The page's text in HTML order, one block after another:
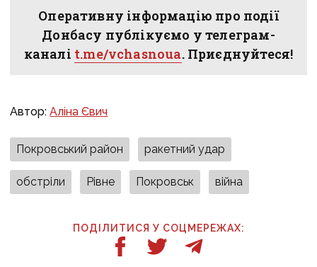
Оперативну інформацію про події
Донбасу публікуємо у телеграм-
каналі t.me/vchasnoua. Приєднуйтеся!
Автор:Аліна Євич
Покровський район ракетний удар
обстріли Рівне Покровськ війна
ПОДІЛИТИСЯ У СОЦМЕРЕЖАХ: